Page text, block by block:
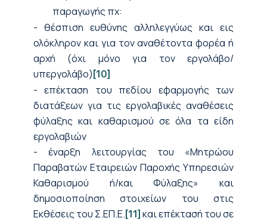
παραγωγής πχ:
- θέσπιση ευθύνης αλληλεγγύως και εις
ολόκληρον και για τον αναθέτοντα φορέα ή
αρχή (όχι μόνο για τον εργολάβο/
υπεργολάβο)[10]
- επέκταση του πεδίου εφαρμογής των
διατάξεων για τις εργολαβικές αναθέσεις
φύλαξης και καθαρισμού σε όλα τα είδη
εργολαβιών
- έναρξη λειτουργίας του «Μητρώου
Παραβατών Εταιρειών Παροχής Υπηρεσιών
Καθαρισμού ή/και Φύλαξης» και
δημοσιοποίηση στοιχείων του στις
Εκθέσεις του Σ.ΕΠ.Ε.[11] και επέκτασή του σε